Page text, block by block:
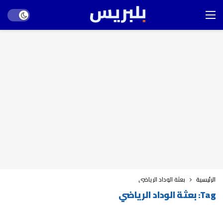
mode
الرئيسية بعثة الوداد الرياضي
Tag: بعثة الوداد الرياضي